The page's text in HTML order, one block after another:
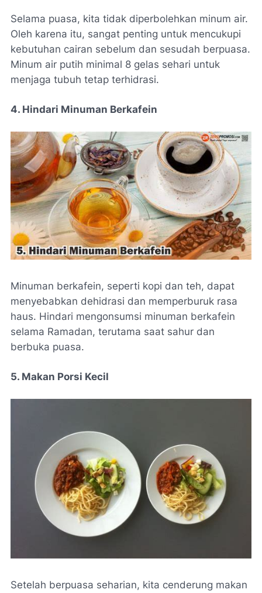
Selama puasa, kita tidak diperbolehkan minum air.
Oleh karena itu, sangat penting untuk mencukupi
kebutuhan cairan sebelum dan sesudah berpuasa.
Minum air putih minimal 8 gelas sehari untuk
menjaga tubuh tetap terhidrasi.
4. Hindari Minuman Berkafein
Minuman berkafein, seperti kopi dan teh, dapat
menyebabkan dehidrasi dan memperburuk rasa
haus. Hindari mengonsumsi minuman berkafein
selama Ramadan, terutama saat sahur dan
berbuka puasa.
5. Makan Porsi Kecil
Setelah berpuasa seharian, kita cenderung makan